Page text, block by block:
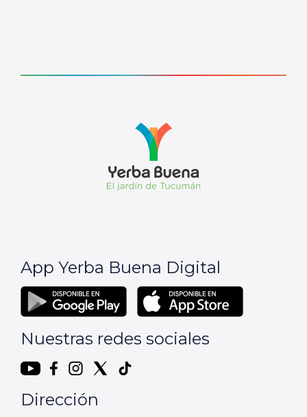
App Yerba Buena Digital
Nuestras redes sociales
Dirección